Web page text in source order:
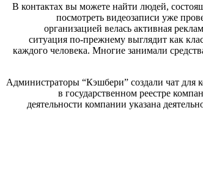
В контактах вы можете найти людей,
посмотреть видеозаписи уже
организацией велась активная
ситуация по-прежнему выглядит как
каждого человека. Многие занимали
Администраторы “Кэшбери” создали чат для
в государственном реестре
деятельности компании указана